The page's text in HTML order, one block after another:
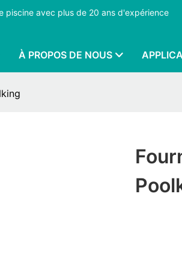
piscine avec plus de 20 ans d'expérience
À PROPOS DE NOUS